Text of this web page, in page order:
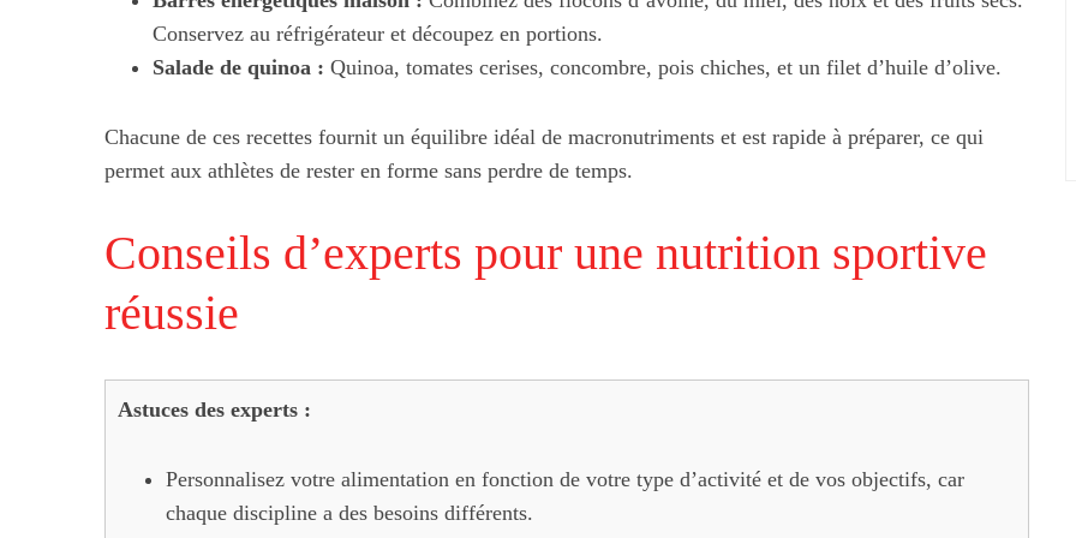
Conservez au réfrigérateur et découpez en portions.
Salade de quinoa : Quinoa, tomates cerises, concombre, pois chiches, et un filet d’huile d’olive.
Chacune de ces recettes fournit un équilibre idéal de macronutriments et est rapide à préparer, ce qui
permet aux athlètes de rester en forme sans perdre de temps.
Conseils d’experts pour une nutrition sportive
réussie
Astuces des experts :
Personnalisez votre alimentation en fonction de votre type d’activité et de vos objectifs, car
chaque discipline a des besoins différents.
Comment optimiser ses dépenses
mobiles grâce aux offres de
parrainage